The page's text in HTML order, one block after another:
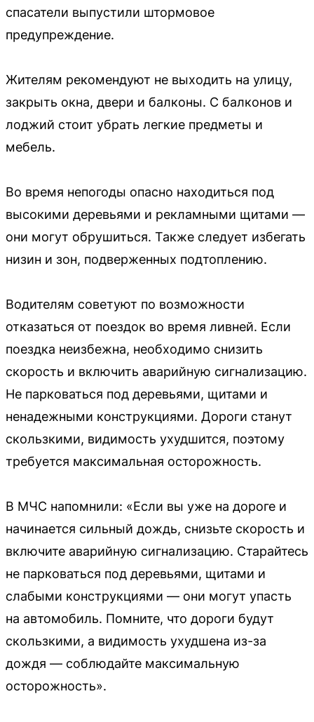
спасатели выпустили штормовое
предупреждение.
Жителям рекомендуют не выходить на улицу,
закрыть окна, двери и балконы. С балконов и
лоджий стоит убрать легкие предметы и
мебель.
Во время непогоды опасно находиться под
высокими деревьями и рекламными щитами —
они могут обрушиться. Также следует избегать
низин и зон, подверженных подтоплению.
Водителям советуют по возможности
отказаться от поездок во время ливней. Если
поездка неизбежна, необходимо снизить
скорость и включить аварийную сигнализацию.
Не парковаться под деревьями, щитами и
ненадежными конструкциями. Дороги станут
скользкими, видимость ухудшится, поэтому
требуется максимальная осторожность.
В МЧС напомнили: «Если вы уже на дороге и
начинается сильный дождь, снизьте скорость и
включите аварийную сигнализацию. Старайтесь
не парковаться под деревьями, щитами и
слабыми конструкциями — они могут упасть
на автомобиль. Помните, что дороги будут
скользкими, а видимость ухудшена из-за
дождя — соблюдайте максимальную
осторожность».